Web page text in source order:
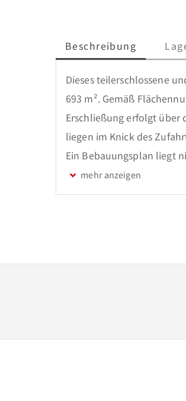
Beschreibung
Dieses teilerschlossene
693 m². Gemäß
Erschließung erfolgt über
liegen im Knick des
Ein Bebauungsplan liegt
Nachbarschaftsbebauung.